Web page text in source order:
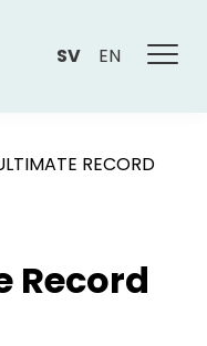
SV EN
RECORD
Record